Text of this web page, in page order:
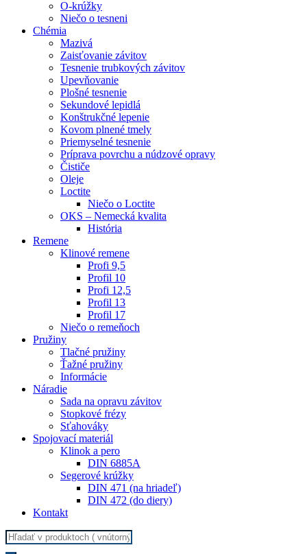
O-krúžky
Niečo o tesneni
Chémia
Mazivá
Zaisťovanie závitov
Tesnenie trubkových závitov
Upevňovanie
Plošné tesnenie
Sekundové lepidlá
Konštrukčné lepenie
Kovom plnené tmely
Priemyselné tesnenie
Príprava povrchu a núdzové opravy
Čističe
Oleje
Loctite
Niečo o Loctite
OKS – Nemecká kvalita
História
Remene
Klinové remene
Profi 9,5
Profil 10
Profi 12,5
Profil 13
Profil 17
Niečo o remeňoch
Pružiny
Tlačné pružiny
Ťažné pružiny
Informácie
Náradie
Sada na opravu závitov
Stopkové frézy
Sťahováky
Spojovací materiál
Klinok a pero
DIN 6885A
Segerové krúžky
DIN 471 (na hriadeľ)
DIN 472 (do diery)
Kontakt
Search
for: